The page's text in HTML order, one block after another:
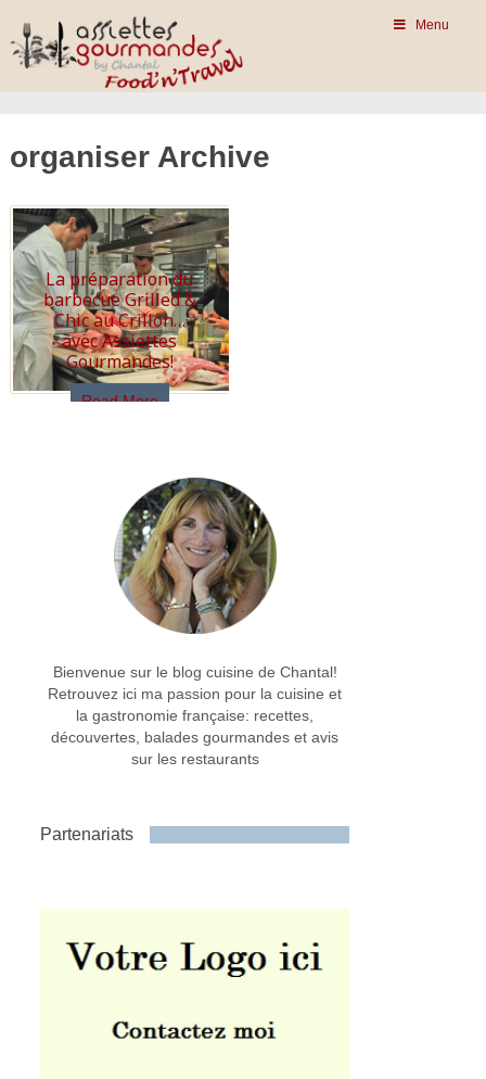
Menu
organiser Archive
La préparation du
barbecue Grilled &
Chic au Crillon…
avec Assiettes
Gourmandes!
Read More
Bienvenue sur le blog cuisine de Chantal!
Retrouvez ici ma passion pour la cuisine et
la gastronomie française: recettes,
découvertes, balades gourmandes et avis
sur les restaurants
Partenariats